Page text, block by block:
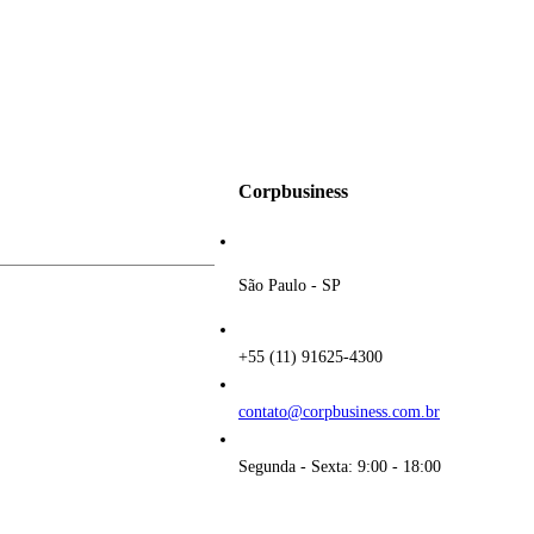
Corpbusiness
São Paulo - SP
+55 (11) 91625-4300
contato@corpbusiness.com.br
Segunda - Sexta: 9:00 - 18:00